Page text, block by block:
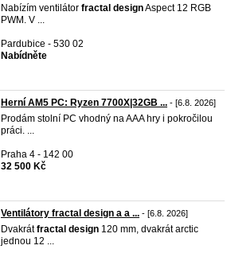
Nabízím ventilátor fractal designAspect 12 RGB
PWM. V ...
Pardubice - 530 02
Nabídněte
Herní AM5 PC: Ryzen 7700X|32GB ... - [6.8. 2026]
Prodám stolní PC vhodný na AAA hry i pokročilou
práci. ...
Praha 4 - 142 00
32 500 Kč
Ventilátory fractal design a a ... - [6.8. 2026]
Dvakrátfractal design 120 mm, dvakrát arctic
jednou 12 ...